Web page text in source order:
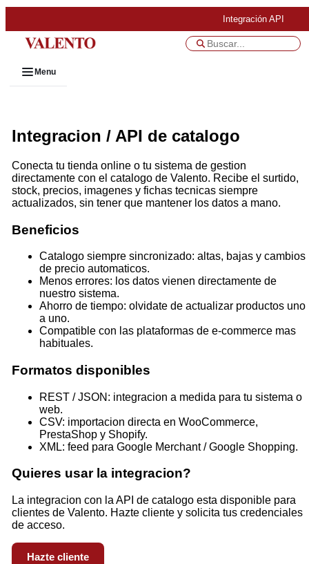
Integración API
Menu
Integracion / API de catalogo
Conecta tu tienda online o tu sistema de gestion
directamente con el catalogo de Valento. Recibe el surtido,
stock, precios, imagenes y fichas tecnicas siempre
actualizados, sin tener que mantener los datos a mano.
Beneficios
Catalogo siempre sincronizado: altas, bajas y cambios
de precio automaticos.
Menos errores: los datos vienen directamente de
nuestro sistema.
Ahorro de tiempo: olvidate de actualizar productos uno
a uno.
Compatible con las plataformas de e-commerce mas
habituales.
Formatos disponibles
REST / JSON: integracion a medida para tu sistema o
web.
CSV: importacion directa en WooCommerce,
PrestaShop y Shopify.
XML: feed para Google Merchant / Google Shopping.
Quieres usar la integracion?
La integracion con la API de catalogo esta disponible para
clientes de Valento. Hazte cliente y solicita tus credenciales
de acceso.
Hazte cliente